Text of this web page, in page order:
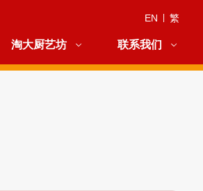
EN 繁
淘大厨艺坊 联系我们